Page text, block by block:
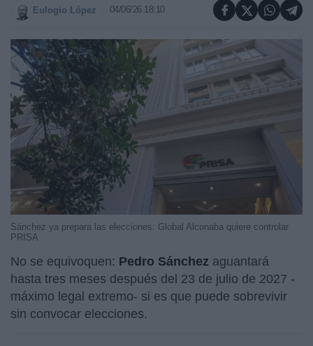
Eulogio López 04/06/26 18:10
Sánchez ya prepara las elecciones: Global Alconaba quiere controlar
PRISA
No se equivoquen: Pedro Sánchez aguantará
hasta tres meses después del 23 de julio de 2027 -
máximo legal extremo- si es que puede sobrevivir
sin convocar elecciones.